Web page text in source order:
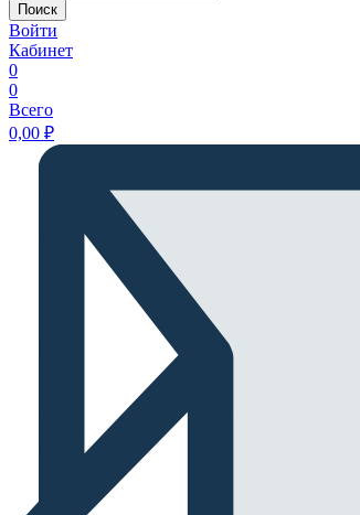
Поиск
Войти
Кабинет
0
0
Всего
0,00 ₽